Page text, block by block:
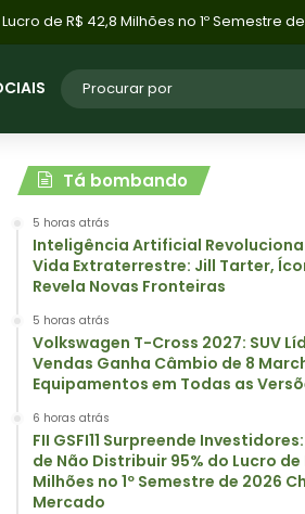
Tá bombando
5 horas atrás
Inteligência Artificial
Vida Extraterrestre: Jill Tarter,
Revela Novas Fronteiras
5 horas atrás
Volkswagen T-Cross 2027: SUV
Vendas Ganha Câmbio de 8
Equipamentos em Todas as
6 horas atrás
FII GSFI11 Surpreende
de Não Distribuir 95% do Lucro de
Milhões no 1º Semestre de 2026
Mercado